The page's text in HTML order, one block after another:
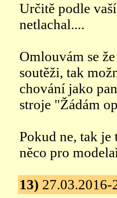
Určitě podle
netlachal....
Omlouvám se
soutěži, tak
chování jako
stroje "Žádám
Pokud ne, tak je
něco pro
13)